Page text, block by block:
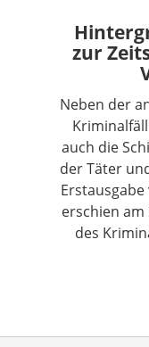
zur
Neben der
auch die
der Täter
erschien am
des